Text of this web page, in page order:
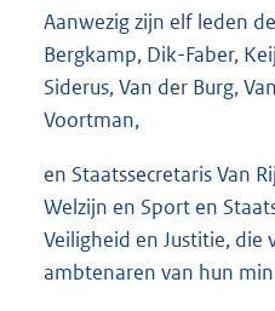
Aanwezig zijn elf leden
Bergkamp, Dik-Faber,
Siderus, Van der Burg,
Voortman,
en Staatssecretaris Van
Welzijn en Sport en
Veiligheid en Justitie, die
ambtenaren van hun